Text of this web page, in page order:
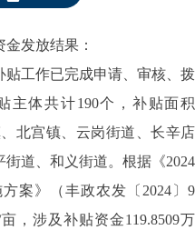
发放结果：
工作已完成申请、审核、拨
主体共计190个，补贴面积
北宫镇、云岗街道、长辛店
道、和义街道。根据《2024
案》（丰政农发〔2024〕9
，涉及补贴资金119.8509万